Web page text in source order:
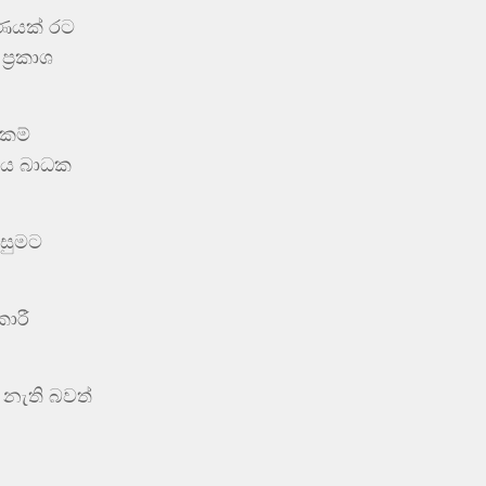
රට
බාධක
නැති බවත්